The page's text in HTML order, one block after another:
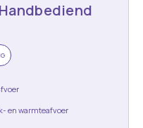
en warmteafvoer